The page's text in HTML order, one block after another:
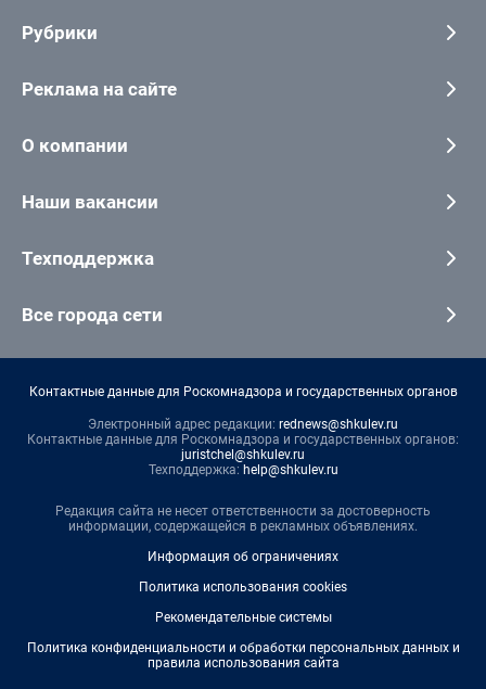
Рубрики
Реклама на сайте
О компании
Наши вакансии
Техподдержка
Все города сети
Контактные данные для Роскомнадзора и государственных органов
Электронный адрес редакции: rednews@shkulev.ru
Контактные данные для Роскомнадзора и государственных органов:
juristchel@shkulev.ru
Техподдержка: help@shkulev.ru
Редакция сайта не несет ответственности за достоверность
информации, содержащейся в рекламных объявлениях.
Информация об ограничениях
Политика использования cookies
Рекомендательные системы
Политика конфиденциальности и обработки персональных данных и
правила использования сайта